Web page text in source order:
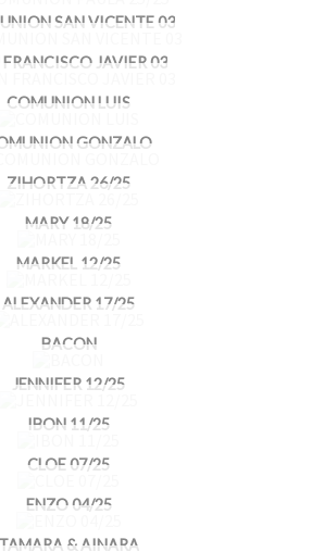
SAN VICENTE 03
FRANCISCO JAVIER 03
COMUNION LUIS
GONZALO
ZIHORTZA 26/25
MARY 18/25
MARKEL 12/25
ALEXANDER 17/25
BACON
JENNIFER 12/25
IBON 11/25
CLOE 07/25
ENZO 04/25
TAMARA & AINARA